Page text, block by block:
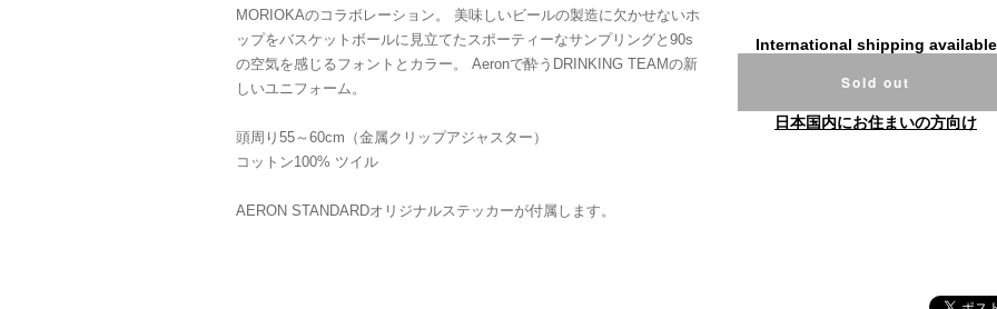
MORIOKAのコラボレーション。 美味しいビールの製造に欠かせないホ
ップをバスケットボールに見立てたスポーティーなサンプリングと90s
の空気を感じるフォントとカラー。 Aeronで酔うDRINKING TEAMの新
しいユニフォーム。
頭周り55～60cm（金属クリップアジャスター）
コットン100% ツイル
AERON STANDARDオリジナルステッカーが付属します。
International shipping available
Sold out
日本国内にお住まいの方向け